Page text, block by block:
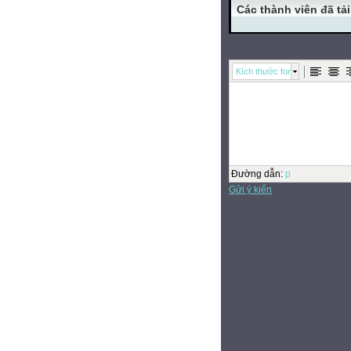
Các thành viên đã
Kích thước font
Đường dẫn: p
Gửi ý kiến